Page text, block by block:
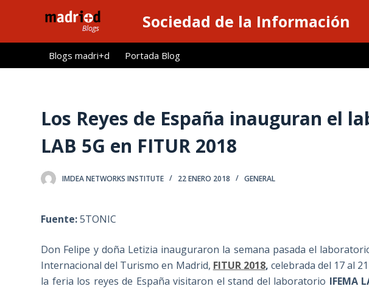
l
Sociedad de la Información
Blogs madri+d Portada Blog
Los Reyes de España inauguran el
LAB 5G en FITUR 2018
IMDEA NETWORKS INSTITUTE 22 ENERO 2018 GENERAL
Fuente:5TONIC
Don Felipe y doña Letizia inauguraron la semana pasada el
Internacional del Turismo en Madrid, FITUR 2018, celebrada del 17 al
la feria los reyes de España visitaron el stand del laboratorio IFEMA